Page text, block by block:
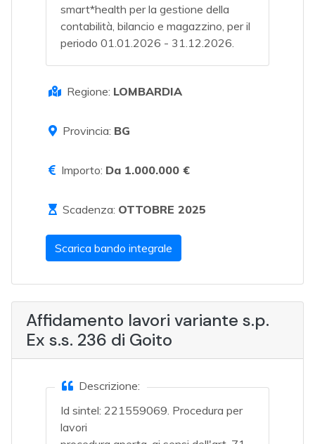
smart*health per la gestione della
contabilità, bilancio e magazzino, per il
periodo 01.01.2026 - 31.12.2026.
Regione: LOMBARDIA
Provincia: BG
Importo: Da 1.000.000 €
Scadenza: OTTOBRE 2025
Scarica bando integrale
Affidamento lavori variante s.p.
Ex s.s. 236 di Goito
Descrizione:
Id sintel: 221559069. Procedura per
lavori